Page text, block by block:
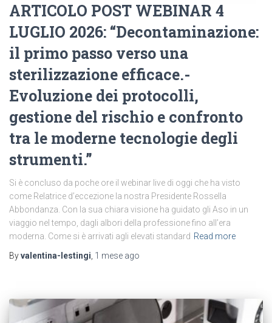
ARTICOLO POST WEBINAR 4
LUGLIO 2026: “Decontaminazione:
il primo passo verso una
sterilizzazione efficace.-
Evoluzione dei protocolli,
gestione del rischio e confronto
tra le moderne tecnologie degli
strumenti.”
Si è concluso da poche ore il webinar live di oggi che ha visto
come Relatrice d’eccezione la nostra Presidente Rossella
Abbondanza. Con la sua chiara visione ha guidato gli Aso in un
viaggio nel tempo, dagli albori della professione fino all’era
moderna. Come si è arrivati agli elevati standard Read more
Byvalentina-lestingi, 1 mese ago